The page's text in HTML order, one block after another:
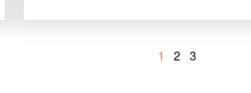
1 2 3